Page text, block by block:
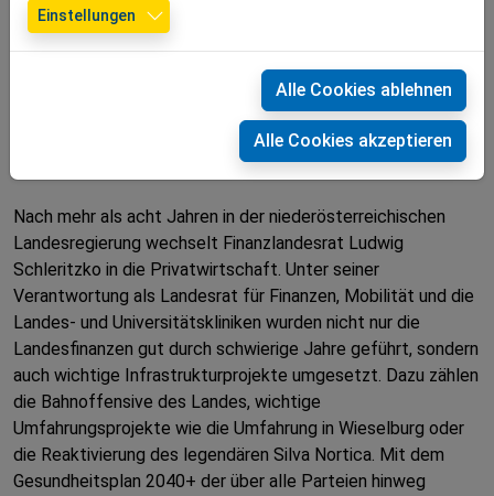
Landesrat Ludwig Schleritzko
verlässt die NÖ Landesregierung –
Landeshauptfrau Mikl-Leitner dankt Landesrat
Nach mehr als acht Jahren in der niederösterreichischen
Landesregierung wechselt Finanzlandesrat Ludwig
Schleritzko in die Privatwirtschaft. Unter seiner
Verantwortung als Landesrat für Finanzen, Mobilität und die
Landes- und Universitätskliniken wurden nicht nur die
Landesfinanzen gut durch schwierige Jahre geführt, sondern
auch wichtige Infrastrukturprojekte umgesetzt. Dazu zählen
die Bahnoffensive des Landes, wichtige
Umfahrungsprojekte wie die Umfahrung in Wieselburg oder
die Reaktivierung des legendären Silva Nortica. Mit dem
Gesundheitsplan 2040+ der über alle Parteien hinweg
Einstellungen
Alle Cookies ablehnen
Alle Cookies akzeptieren